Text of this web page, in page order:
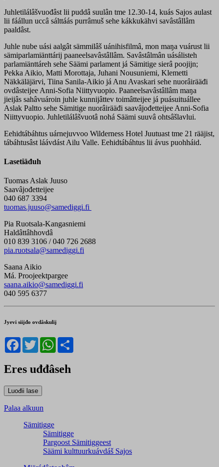
Juhletilálâšvuođâst lii puddâ suulân tme 12.30-14, kuás Sajos aulast
lii fáállun uccâ sálttáás purrâmuš sehe kákkukähvi savâstâllâm
paaldâst.
Juhle nube uási aalgât sämmilâš uánihisfilmâ, mon maŋa vuárust lii
sämiparlamiänttárij paaneelsavâstâllâm. Savâstâlmân uásálisteh
parlamiänttáreh sehe Säämi parlament já Sämitige sierâ poojijn;
Pekka Aikio, Matti Morottaja, Juhani Nousuniemi, Klemetti
Näkkäläjärvi, Tiina Sanila-Aikio já Anu Avaskari sehe nuorâirääđi
ovdâsteijee Anni-Sofia Niittyvuopio. Paaneelsavâstâllâm maŋa
jieijâs sahâvuároin juhle kunnijâttev toimâtteijee já puásuituállee
Aslak Paltto sehe Sämitige nuorâirääđi saavâjođetteijee Anni-Sofia
Niittyvuopio. Juhletilálâšvuotâ nohá Säämi suuvâ ohtsâšlavlui.
Eehidtábáhtus uárnejuvvoo Wilderness Hotel Juutuast tme 21 rääjist,
tábáhtusâst láávdást Ailu Valle. Eehidtábáhtus lii ávus puohháid.
Lasetiäđuh
Tuomas Aslak Juuso
Saavâjođetteijee
040 687 3394
tuomas.juuso@samediggi.fi
Pia Ruotsala-Kangasniemi
Haldâttâhhovdâ
010 839 3106 / 040 726 2688
pia.ruotsala@samediggi.fi
Saana Aikio
Má. Proojeektpargee
saana.aikio@samediggi.fi
040 595 6377
Jyevi siijđo ovdâskulij
Facebook
TwitterWhatsApp
Eres uđđâseh
Palaa alkuun
Sämitigge
Sämitigge
Pargoost Sämitiggeest
Säämi kulttuurkuávdáš Sajos